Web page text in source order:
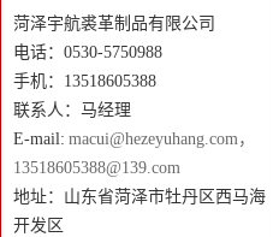
菏泽宇航裘革制品有限公司
电话：0530-5750988
手机：13518605388
联系人：马经理
E-mail: macui@hezeyuhang.com，
13518605388@139.com
地址：山东省菏泽市牡丹区西马海
开发区